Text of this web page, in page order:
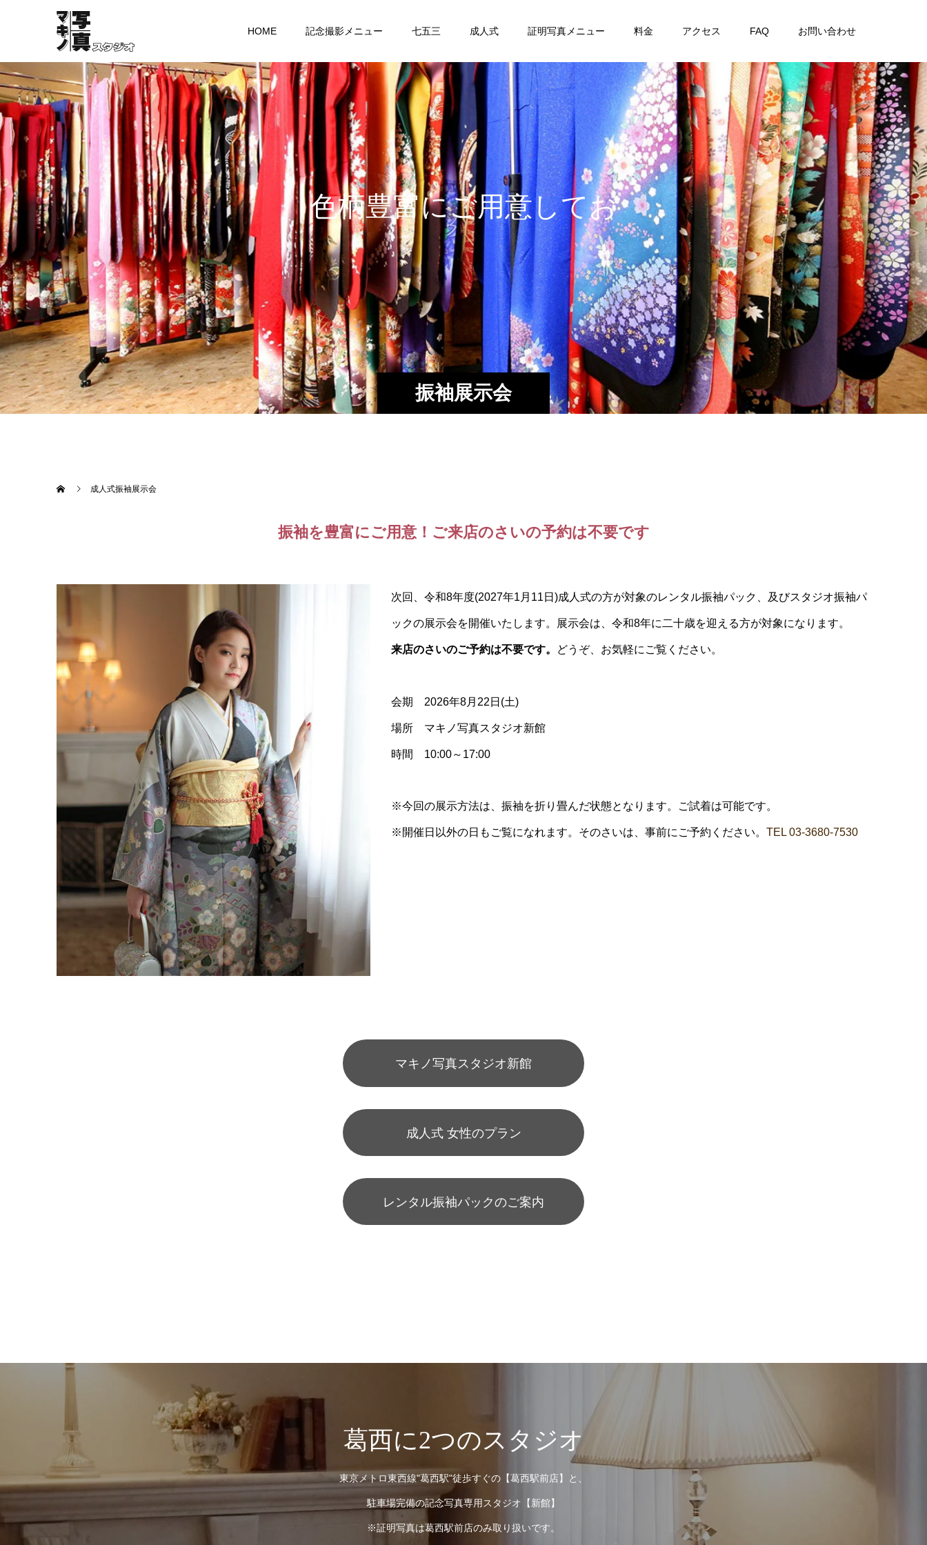
HOME 記念撮影メニュー 七五三 成人式 証明写真メニュー 料金 アクセス FAQ お問い合わせ
振袖展示会
色柄豊富にご用意しております
成人式振袖展示会
振袖を豊富にご用意！ご来店のさいの予約は不要です
次回、令和8年度(2027年1月11日)成人式の方が対象のレンタル振袖パック、及びスタジオ振袖パ
ックの展示会を開催いたします。展示会は、令和8年に二十歳を迎える方が対象になります。
来店のさいのご予約は不要です。 どうぞ、お気軽にご覧ください。
会期 2026年8月22日(土)
場所 マキノ写真スタジオ新館
時間 10:00～17:00
※今回の展示方法は、振袖を折り畳んだ状態となります。ご試着は可能です。
※開催日以外の日もご覧になれます。そのさいは、事前にご予約ください。 TEL 03-3680-7530
マキノ写真スタジオ新館
成人式 女性のプラン
レンタル振袖パックのご案内
葛西に2つのスタジオ
東京メトロ東西線"葛西駅"徒歩すぐの【葛西駅前店】と、
駐車場完備の記念写真専用スタジオ【新館】
※証明写真は葛西駅前店のみ取り扱いです。